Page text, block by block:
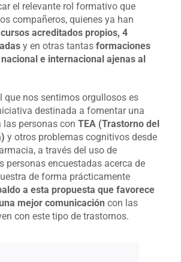
el relevante rol formativo que
compañeros, quienes ya han
acreditados propios, 4
y en otras tantas formaciones
e internacional ajenas al
que nos sentimos orgullosos es
destinada a fomentar una
las personas con TEA (Trastorno del
y otros problemas cognitivos desde
a través del uso de
personas encuestadas acerca de
de forma prácticamente
a esta propuesta que favorece
mejor comunicación con las
con este tipo de trastornos.